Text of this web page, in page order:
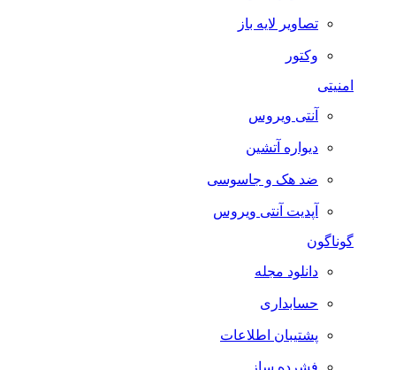
تصاویر لایه باز
وکتور
امنیتی
آنتی ویروس
دیواره آتشین
ضد هک و جاسوسی
آپدیت آنتی ویروس
گوناگون
دانلود مجله
حسابداری
پشتیبان اطلاعات
فشرده ساز